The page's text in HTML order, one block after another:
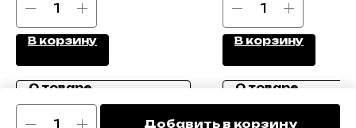
Добавить в корзину
В корзину
О товаре
В корзину
О товаре